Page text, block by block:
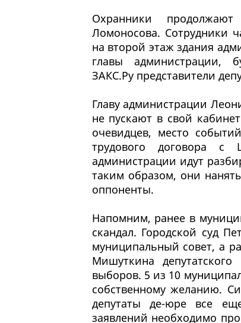
Охранники
Ломоносова. Сотрудники
на второй этаж здания
главы администрации,
ЗАКС.Ру представители
Главу администрации
не пускают в свой
очевидцев, место
трудового договора
администрации идут
таким образом, они
оппоненты.
Напомним, ранее в
скандал. Городской суд
муниципальный совет, а
Мишуткина
выборов. 5 из 10
собственному желанию.
депутаты де-юре все
заявлений необходимо